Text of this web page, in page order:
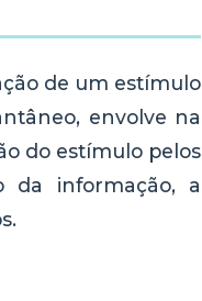
de um estímulo
envolve na
do estímulo pelos
da informação, a